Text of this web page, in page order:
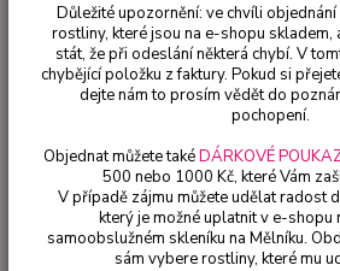
Begonie
Begonia Sempransflor
prodejně
Begonia
plnokvětá) - cena na
Důležité upozornění: ve chvíli
rostliny, které jsou na e-shopu skladem,
stát, že při odeslání některá chybí. V
chybějící položku z faktury. Pokud si
dejte nám to prosím vědět do
pochopení.
Objednat můžete takéDÁRKOVÉ
500 nebo 1000 Kč, které Vám
V případě zájmu můžete udělat radost
který je možné uplatnit v e-shopu
samoobslužném skleníku na Mělníku.
sám vybere rostliny, které mu